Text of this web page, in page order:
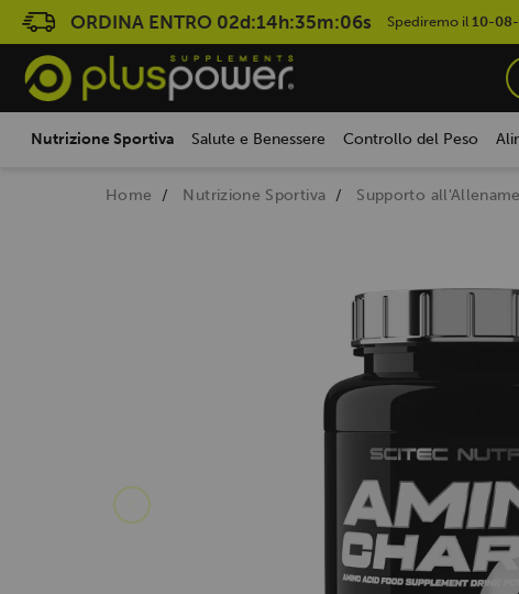
ORDINA ENTRO 02d:14h:35m:05s Spediremo il 10-
Nutrizione Sportiva Salute e Benessere Controllo del Peso
Home Nutrizione Sportiva Supporto